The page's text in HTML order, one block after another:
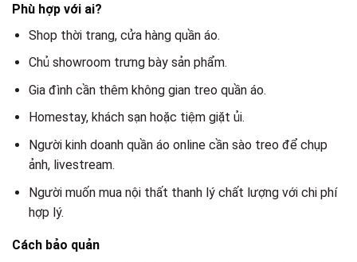
Phù hợp với ai?
Shop thời trang, cửa hàng quần áo.
Chủ showroom trưng bày sản phẩm.
Gia đình cần thêm không gian treo quần áo.
Homestay, khách sạn hoặc tiệm giặt ủi.
Người kinh doanh quần áo online cần sào treo để chụp
ảnh, livestream.
Người muốn mua nội thất thanh lý chất lượng với chi phí
hợp lý.
Cách bảo quản